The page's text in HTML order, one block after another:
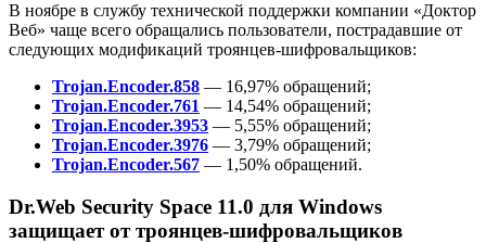
В ноябре в службу технической поддержки компании «Доктор
Веб» чаще всего обращались пользователи, пострадавшие от
следующих модификаций троянцев-шифровальщиков:
Trojan.Encoder.858 — 16,97% обращений;
Trojan.Encoder.761 — 14,54% обращений;
Trojan.Encoder.3953 — 5,55% обращений;
Trojan.Encoder.3976 — 3,79% обращений;
Trojan.Encoder.567 — 1,50% обращений.
Dr.Web Security Space 11.0 для Windows
защищает от троянцев-шифровальщиков